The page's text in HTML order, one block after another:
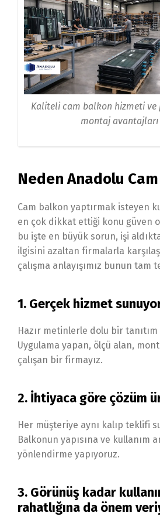
Kaliteli cam balkon hizmeti ve
montaj avantajları
Neden Anadolu
Cam balkon yaptırmak isteyen
en çok dikkat ettiği konu güven
bu işte en büyük sorun, işi
ilgisini azaltan firmalarla
çalışma anlayışımız bunun tam
1. Gerçek hizmet
Hazır metinlerle dolu bir
Uygulama yapan, ölçü alan,
çalışan bir firmayız.
2. İhtiyaca göre çözüm
Her müşteriye aynı kalıp teklifi
Balkonun yapısına ve kullanım
yönlendirme yapıyoruz.
3. Görünüş kadar
rahatlığına da önem